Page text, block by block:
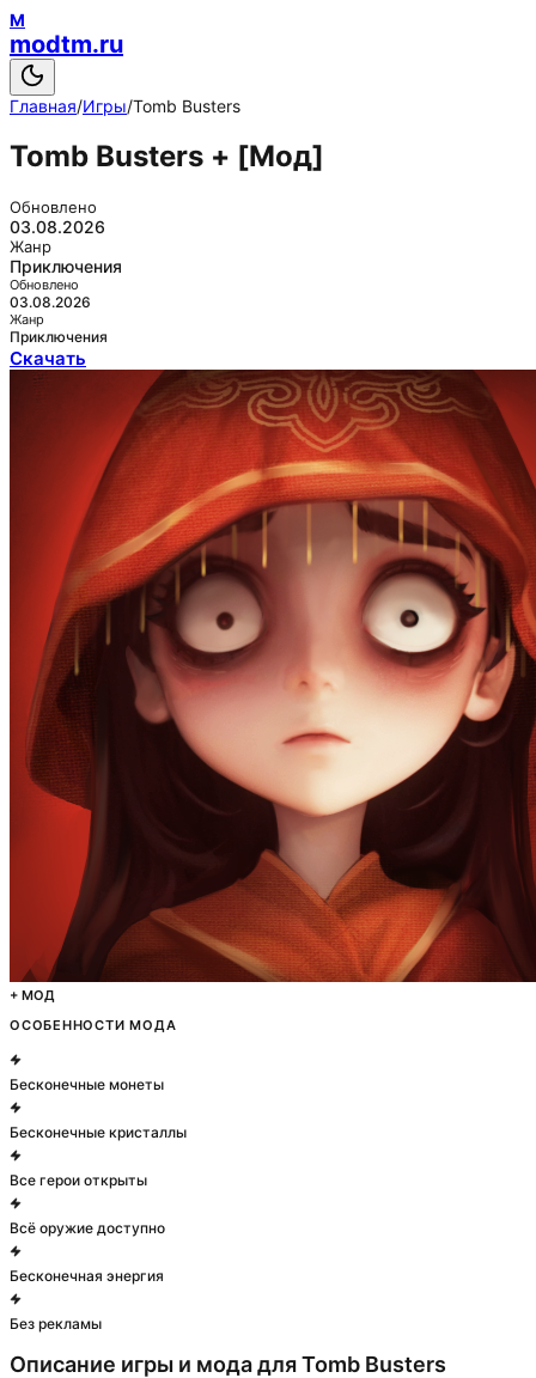
M
modtm.ru
Главная/Игры/Tomb Busters
Tomb Busters + [Мод]
Обновлено
03.08.2026
Жанр
Приключения
Обновлено
03.08.2026
Жанр
Приключения
Скачать
+ МОД
ОСОБЕННОСТИ МОДА
Бесконечные монеты
Бесконечные кристаллы
Все герои открыты
Всё оружие доступно
Бесконечная энергия
Без рекламы
Описание игры и мода дляTomb Busters